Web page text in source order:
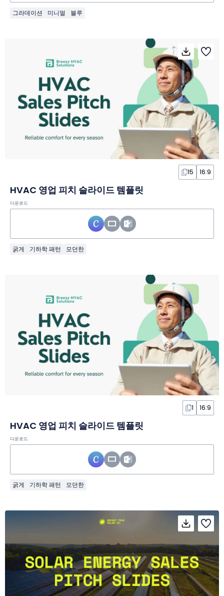
그라데이션 미니멀 블루
15 16:9
HVAC 영업 피치 슬라이드 템플릿
다운로드
굵게 기하학 패턴 모던한
1 16:9
HVAC 영업 피치 슬라이드 템플릿
다운로드
굵게 기하학 패턴 모던한